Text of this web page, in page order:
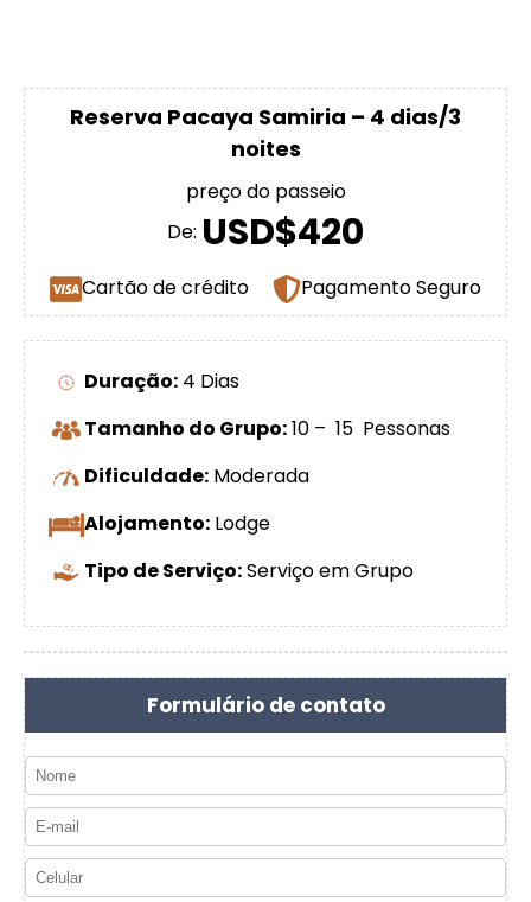
Reserva Pacaya Samiria – 4 dias/3
noites
preço do passeio
De: USD$420
Cartão de crédito Pagamento Seguro
Duração: 4 Dias
Tamanho do Grupo:10 – 15 Pessonas
Dificuldade: Moderada
Alojamento: Lodge
Tipo de Serviço:Serviço em Grupo
Formulário de contato